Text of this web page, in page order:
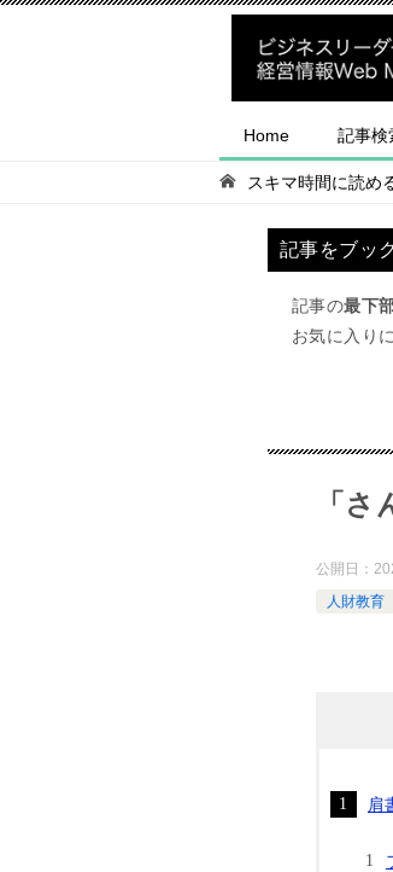
Home 記事検
スキマ時間に読め
記事をブッ
記事の最下
お気に入り
「
公開日：
人財教育
肩